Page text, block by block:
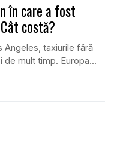
în care a fost
costă?
Angeles, taxiurile fără
mult timp. Europa...